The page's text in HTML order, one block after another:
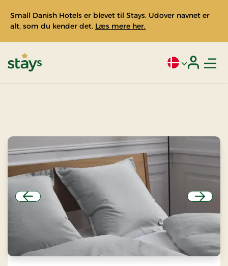
Small Danish Hotels er blevet til Stays. Udover navnet er
alt, som du kender det. Læs mere her.
Aktivt sprog:
Forrige Næste